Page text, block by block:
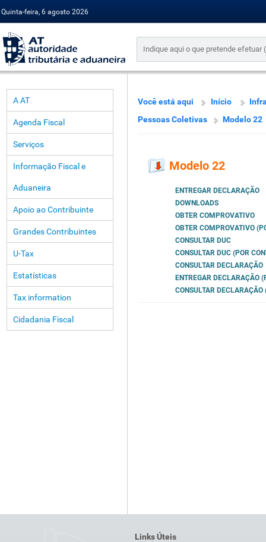
Quinta-feira, 6 agosto 2026
A AT
Agenda Fiscal
Serviços
Informação Fiscal e
Aduaneira
Apoio ao Contribuinte
Grandes Contribuintes
U-Tax
Estatísticas
Tax information
Cidadania Fiscal
Você está aqui Início
Pessoas Coletivas
Modelo 22
Modelo 22
ENTREGAR DECLARAÇÃO
DOWNLOADS
OBTER COMPROVATIVO
OBTER COMPROVATIVO
CONSULTAR DUC
CONSULTAR DUC (POR
CONSULTAR DECLARAÇÃO
ENTREGAR DECLARAÇÃO
CONSULTAR
Links Úteis